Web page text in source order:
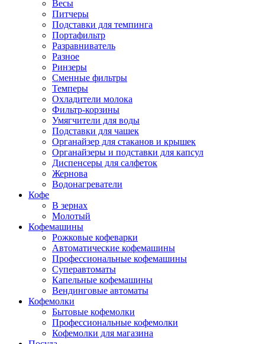
Весы
Питчеры
Подставки для темпинга
Портафильтр
Разравниватель
Разное
Ринзеры
Сменные фильтры
Темперы
Охладители молока
Фильтр-корзины
Умягчители для воды
Подставки для чашек
Органайзер для стаканов и крышек
Органайзеры и подставки для капсул
Диспенсеры для салфеток
Жернова
Водонагреватели
Кофе
В зернах
Молотый
Кофемашины
Рожковые кофеварки
Автоматические кофемашины
Профессиональные кофемашины
Суперавтоматы
Капельные кофемашины
Вендинговые автоматы
Кофемолки
Бытовые кофемолки
Профессиональные кофемолки
Кофемолки для магазина